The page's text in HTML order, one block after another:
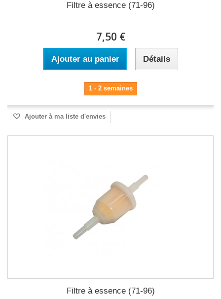
Filtre à essence (71-96)
7,50 €
Ajouter au panier Détails
1 - 2 semaines
Ajouter à ma liste d'envies
Filtre à essence (71-96)